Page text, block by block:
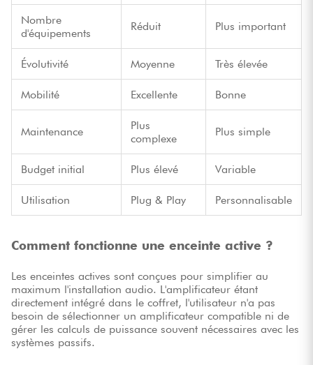
Nombre
d'équipements
Réduit Plus important
Évolutivité Moyenne Très élevée
Mobilité Excellente Bonne
Maintenance
Plus
complexe
Plus simple
Budget initial Plus élevé Variable
Utilisation Plug & Play Personnalisable
Comment fonctionne une enceinte active ?
Les enceintes actives sont conçues pour simplifier au
maximum l'installation audio. L'amplificateur étant
directement intégré dans le coffret, l'utilisateur n'a pas
besoin de sélectionner un amplificateur compatible ni de
gérer les calculs de puissance souvent nécessaires avec les
systèmes passifs.